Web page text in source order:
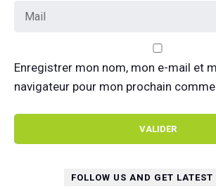
Enregistrer mon nom, mon e-mail et
navigateur pour mon prochain
FOLLOW US AND GET LATEST